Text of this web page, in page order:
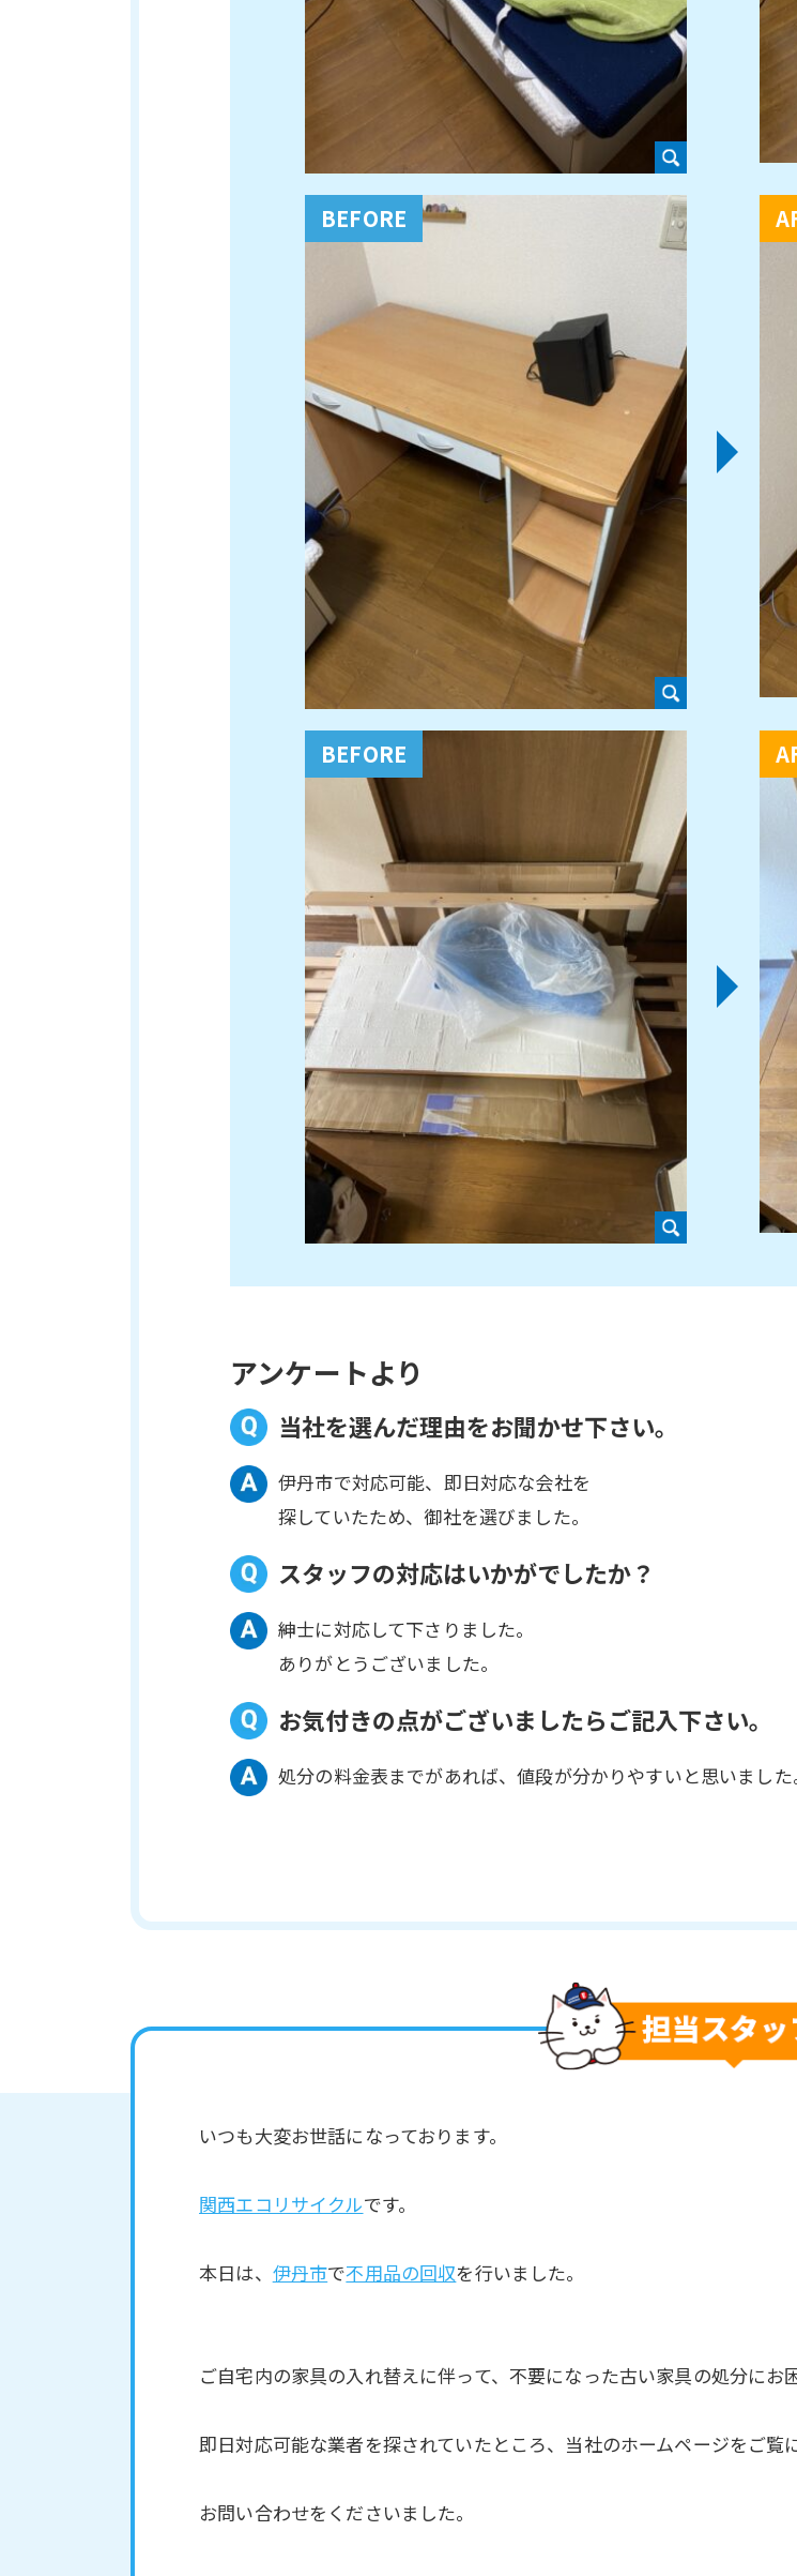
アンケートより
当社を選んだ理由をお聞かせ下さい。
伊丹市で対応可能、即日対応な会社を
探していたため、御社を選びました。
スタッフの対応はいかがでしたか？
紳士に対応して下さりました。
ありがとうございました。
お気付きの点がございましたらご記入下さい。
処分の料金表までがあれば、値段が分かりやすいと思いました
いつも大変お世話になっております。
関西エコリサイクルです。
本日は、 伊丹市で不用品の回収を行いました。
ご自宅内の家具の入れ替えに伴って、不要になった古い家具の処分にお困
即日対応可能な業者を探されていたところ、当社のホームページをご覧
お問い合わせをくださいました。